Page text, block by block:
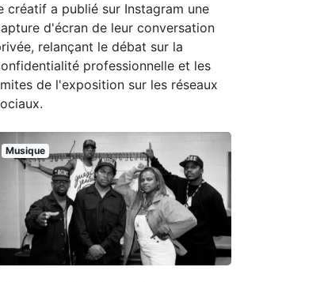
créatif a publié sur Instagram une
d'écran de leur conversation
relançant le débat sur la
professionnelle et les
de l'exposition sur les réseaux
Musique